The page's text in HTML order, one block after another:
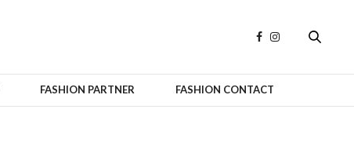
FASHION PARTNER FASHION CONTACT